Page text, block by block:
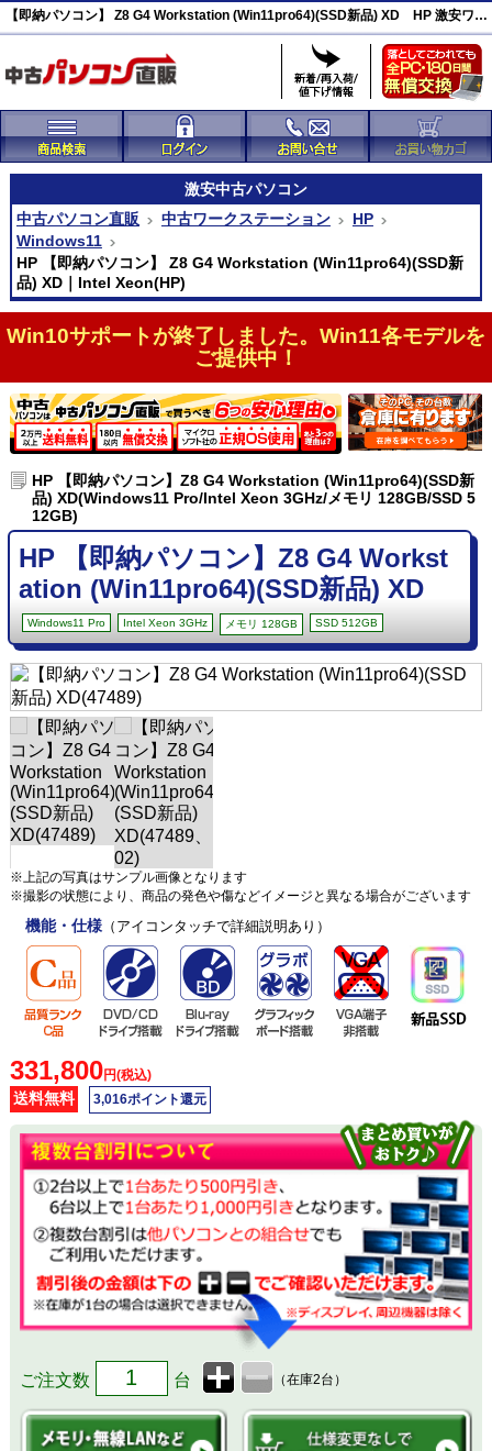
【即納パソコン】 Z8 G4 Workstation (Win11pro64)(SSD新品) XD HP 激安ワークステーション(47489)
激安中古パソコン
中古パソコン直販
中古ワークステーション
HP
Windows11
HP 【即納パソコン】 Z8 G4 Workstation (Win11pro64)(SSD新
品) XD｜Intel Xeon(HP)
Win10サポートが終了しました。Win11各モデルを
ご提供中！
HP 【即納パソコン】Z8 G4 Workstation (Win11pro64)(SSD新
品) XD(Windows11 Pro/Intel Xeon 3GHz/メモリ 128GB/SSD 5
12GB)
HP 【即納パソコン】Z8 G4 Workst
ation (Win11pro64)(SSD新品) XD
Windows11 Pro Intel Xeon 3GHz メモリ 128GB SSD 512GB
※上記の写真はサンプル画像となります
※撮影の状態により、商品の発色や傷などイメージと異なる場合がございます
機能・仕様（アイコンタッチで詳細説明あり）
331,800円(税込)
送料無料 3,016ポイント還元
ご注文数 台 （在庫2台）